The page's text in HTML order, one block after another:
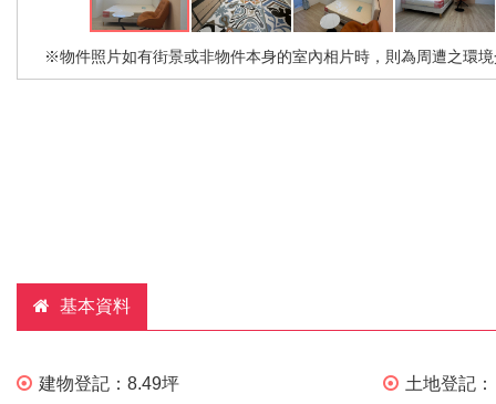
※物件照片如有街景或非物件本身的室內相片時，則為周遭之環
基本資料
建物登記： 8.49坪 土地登記：